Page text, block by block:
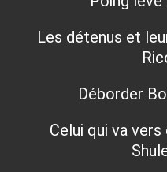
Les détenus et
Déborder
Celui qui va